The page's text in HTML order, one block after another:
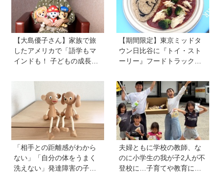
【大島優子さん】家族で旅
したアメリカで「語学もマ
インドも！ 子どもの成長は
た映画『パウ・パトロール
ザ・ダイノ・ムービー』で
はあきらめなければ何でも
できると子どもに知ってほ
しい
【期間限定】東京ミッドタ
ウン日比谷に『トイ・スト
ーリー』フードトラックが
ろをチェックしてきました
「相手との距離感がわから
ない」「自分の体をうまく
洗えない」発達障害の子ど
夫婦ともに学校の教師、な
のに小学生の我が子2人が不
登校に…子育てや教育に悩